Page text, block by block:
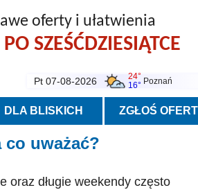
oferty i ułatwienia
SZEŚĆDZIESIĄTCE
Pt 07-08-2026
24°
16° Poznań
DLA BLISKICH ZGŁOŚ
co uważać?
oraz długie weekendy często